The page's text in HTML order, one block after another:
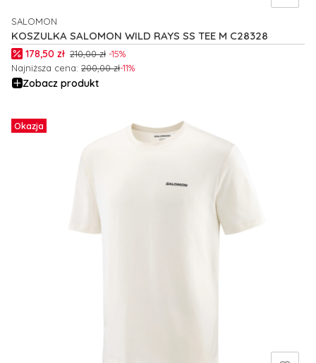
KOSZULKA SALOMON WILD RAYS SS TEE M C28328
PRODUCENT
SALOMON
Cena promocyjna
178,50 zł 210,00 zł -15%
Najniższa cena: 200,00 zł-11%
Zobacz produkt
Okazja